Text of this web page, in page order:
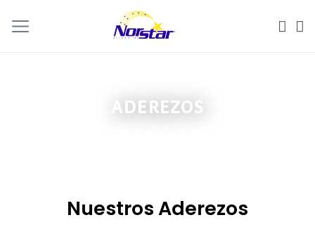
ADEREZOS
Nuestros Aderezos